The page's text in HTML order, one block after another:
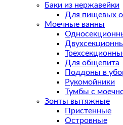
Баки из нержавейки
Для пищевых
Моечные ванны
Для общепита
Поддоны в
Рукомойники
Тумбы с
Зонты вытяжные
Пристенные
Островные